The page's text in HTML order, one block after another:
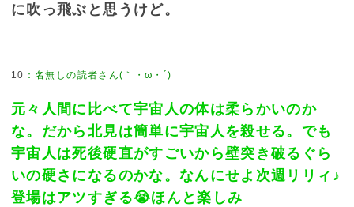
に吹っ飛ぶと思うけど。
10 ：名無しの読者さん(｀・ω・´)
元々人間に比べて宇宙人の体は柔らかいのか
な。だから北見は簡単に宇宙人を殺せる。でも
宇宙人は死後硬直がすごいから壁突き破るぐら
いの硬さになるのかな。なんにせよ次週リリィ♪
登場はアツすぎる😭ほんと楽しみ